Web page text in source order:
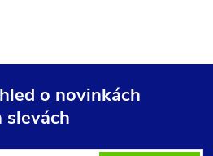
o novinkách
slevách